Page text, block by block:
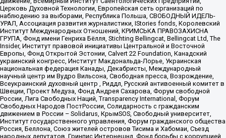
Церковь Духовной Технологии, Европейская сеть организаций по
наблюдению за выборами, Республика Польша, СВОБОДНЫЙ ИДЕЛЬ-
УРАЛ, Ассоциация развития журналистики, IStories fonds, Королевский
Институт Международных Отношений, КРИМСЬКА ПРАВОЗАХИСНА
ГРУПА, Фонд имени Генриха Бёлля, Stichting Bellingcat, Bellingcat Ltd, The
Insider, Институт правовой инициативы Центральной и Восточной
Европы, Фонд Открытой Эстонии, Calvert 22 Foundation, Канадский
украинский конгресс, Институт Макдональда-Лорье, Украинская
национальная федерация Канады, Декабристы, Международный
научный центр им Вудро Вильсона, Свободная пресса, Возрождение,
Всеукраинский духовный центр , Риддл, Русский антивоенный комитет в
Швеции, Проект Медуза, Фонд Андрея Сахарова, Форум свободной
России, Лига Свободных Наций, Transparеncy International, Форум
Свободных Народов ПостРоссии, Солидарность с гражданским
движением в России – Solidarus, КрымSOS, Свободный университет,
Институт государственного управления, Форум гражданского общества
Россия, Беллона, Союз жителей островов Тисима и Хабомаи, Съезд
народных депутатов, Гринпис Интернешнл, Фонд борьбы с коррупцией